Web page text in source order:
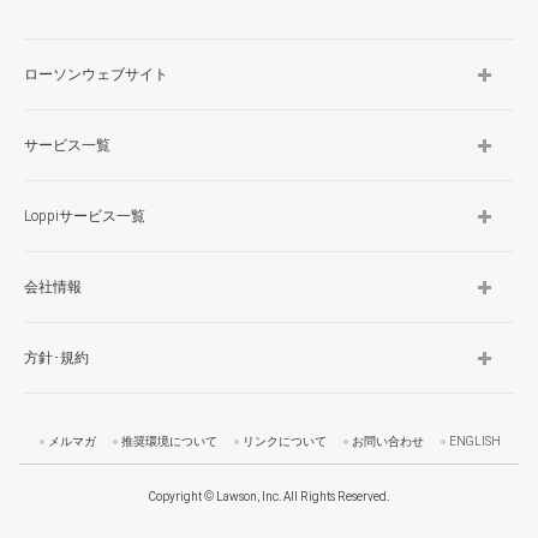
ローソンウェブサイト
サービス一覧
Loppiサービス一覧
会社情報
方針･規約
メルマガ 推奨環境について リンクについて お問い合わせ ENGLISH
Copyright © Lawson, Inc. All Rights Reserved.